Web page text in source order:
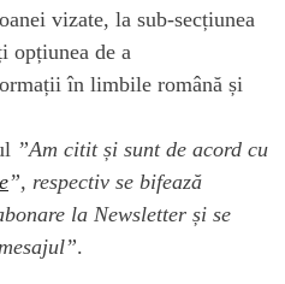
vizate, la sub-secțiunea
opțiunea de a
în limbile română și
”Am citit și sunt de acord cu
”, respectiv se bifează
la Newsletter și se
.